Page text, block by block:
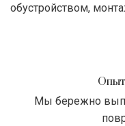
обустройством,
Мы бережно